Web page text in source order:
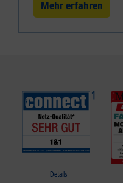
Mehr erfahren
Details